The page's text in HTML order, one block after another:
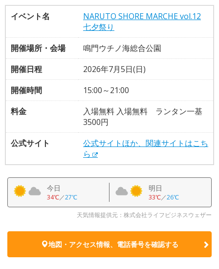
イベント名
NARUTO SHORE MARCHE vol.12
七夕祭り
開催場所・会場
鳴門ウチノ海総合公園
開催日程
2026年7月5日(日)
開催時間
15:00～21:00
料金
入場無料 入場無料 ランタン一基
3500円
公式サイト
公式サイトほか、関連サイトはこち
ら
今日
34℃／27℃
明日
33℃／26℃
天気情報提供元：株式会社ライフビジネスウェザー
地図・アクセス情報、電話番号を確認する